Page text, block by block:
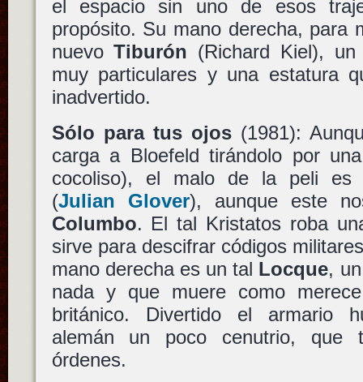
el espacio sin uno de esos
propósito. Su mano derecha, para
nuevoTiburón (Richard Kiel),
muy particulares y una estatura
inadvertido.
Sólo para tus ojos(1981):
carga a Bloefeld tirándolo por
cocoliso), el malo de la peli
(Julian Glover), aunque este
Columbo. El tal Kristatos roba
sirve para descifrar códigos
mano derecha es un tal Locque,
nada y que muere como
británico. Divertido el armario
alemán un poco cenutrio, que
órdenes.